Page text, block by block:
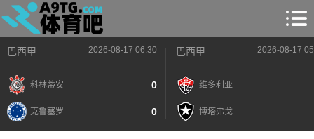
巴西甲 2026-08-17 06:30
科林蒂安 0
克鲁塞罗 0
巴西甲 2026-08-17
维多利亚
博塔弗戈